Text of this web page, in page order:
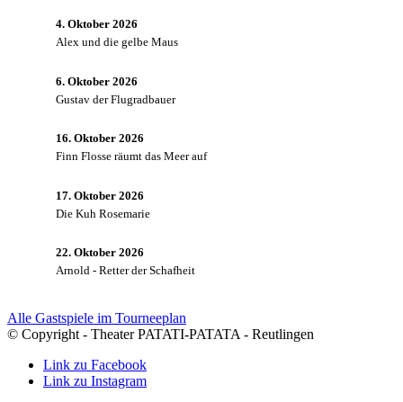
4. Oktober 2026
Alex und die gelbe Maus
6. Oktober 2026
Gustav der Flugradbauer
16. Oktober 2026
Finn Flosse räumt das Meer auf
17. Oktober 2026
Die Kuh Rosemarie
22. Oktober 2026
Arnold - Retter der Schafheit
Alle Gastspiele im Tourneeplan
© Copyright - Theater PATATI-PATATA - Reutlingen
Link zu Facebook
Link zu Instagram